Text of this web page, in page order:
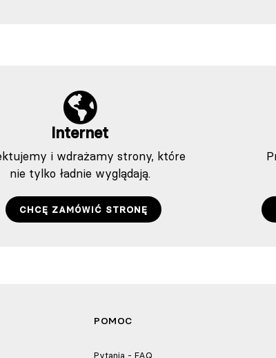
Internet
i wdrażamy strony, które
nie tylko ładnie wyglądają.
CHCĘ ZAMÓWIĆ STRONĘ
POMOC
Pytania - FAQ